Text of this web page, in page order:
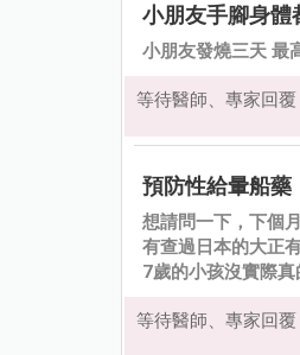
小朋友手腳身體
小朋友發燒三天 最
等待醫師、專家回覆
預防性給暈船藥
想請問一下，下個
有查過日本的大正
7歲的小孩沒實際
等待醫師、專家回覆